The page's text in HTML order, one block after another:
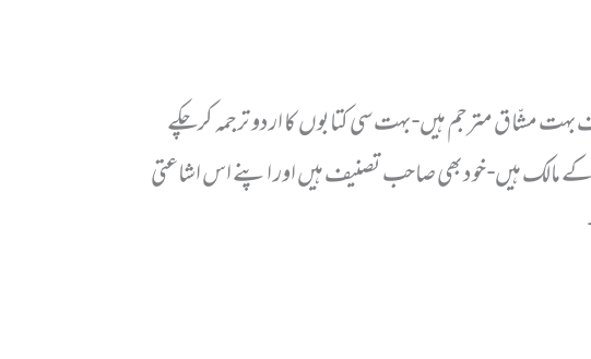
مشّاق مترجم ہیں- بہت سی کتابوں کا اردو ترجمہ کرچکے
مالک ہیں- خود بھی صاحب تصنیف ہیں اور اپنے اس اشاعتی